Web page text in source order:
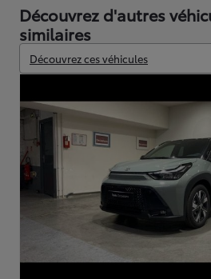
Découvrez d'autres
similaires
Découvrez ces véhicules